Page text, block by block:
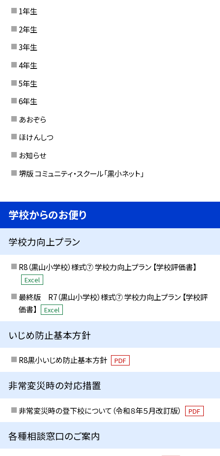
1年生
2年生
3年生
4年生
5年生
6年生
あおぞら
ほけんしつ
お知らせ
堺版 コミュニティ・スクール「黒小ネット」
学校からのお便り
学校力向上プラン
R8（黒山小学校）様式⑦ 学校力向上プラン 【学校評価書】
Excel
最終版 R7（黒山小学校）様式⑦ 学校力向上プラン 【学校評
価書】
Excel
いじめ防止基本方針
R8黒小いじめ防止基本方針 PDF
非常変災時の対応措置
非常変災時の登下校について（令和８年５月改訂版） PDF
各種相談窓口のご案内